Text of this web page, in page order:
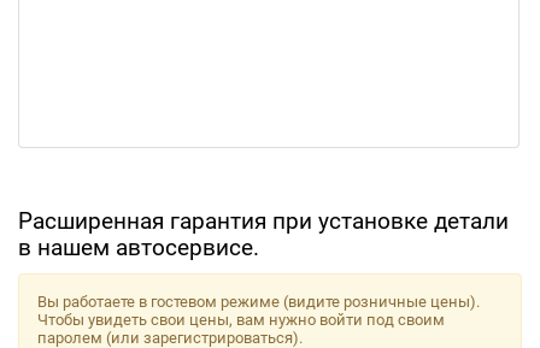
Расширенная гарантия при установке детали
в нашем автосервисе.
Вы работаете в гостевом режиме (видите розничные цены).
Чтобы увидеть свои цены, вам нужно войти под своим
паролем (или зарегистрироваться).